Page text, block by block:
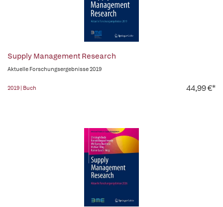
Supply Management Research
Aktuelle Forschungsergebnisse 2019
2019 | Buch 44,99 €*